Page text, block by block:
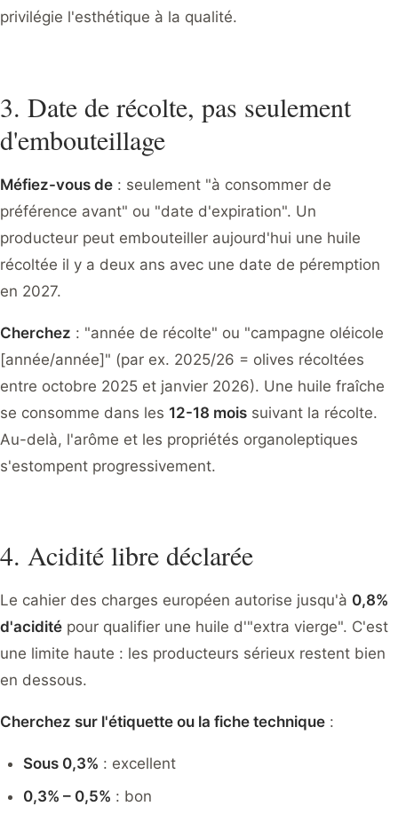
privilégie l'esthétique à la qualité.
3. Date de récolte, pas seulement
d'embouteillage
Méfiez-vous de : seulement "à consommer de
préférence avant" ou "date d'expiration". Un
producteur peut embouteiller aujourd'hui une huile
récoltée il y a deux ans avec une date de péremption
en 2027.
Cherchez : "année de récolte" ou "campagne oléicole
[année/année]" (par ex. 2025/26 = olives récoltées
entre octobre 2025 et janvier 2026). Une huile fraîche
se consomme dans les 12-18 mois suivant la récolte.
Au-delà, l'arôme et les propriétés organoleptiques
s'estompent progressivement.
4. Acidité libre déclarée
Le cahier des charges européen autorise jusqu'à 0,8%
d'acidité pour qualifier une huile d'"extra vierge". C'est
une limite haute : les producteurs sérieux restent bien
en dessous.
Cherchez sur l'étiquette ou la fiche technique :
Sous 0,3% : excellent
0,3% – 0,5% : bon